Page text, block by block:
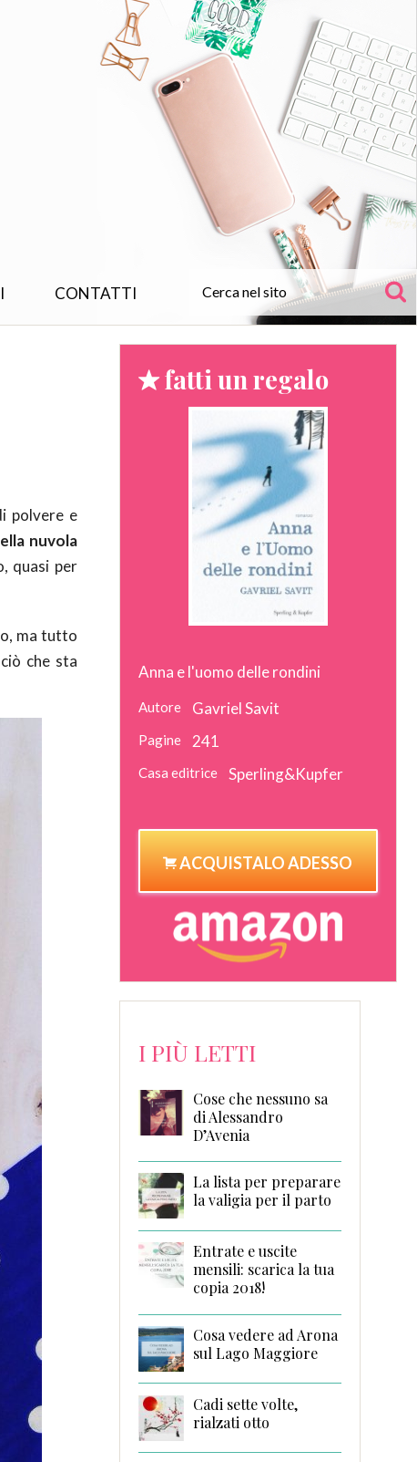
CONTATTI
polvere e
nuvola
quasi per
ma tutto
che sta
fatti un regalo
Anna e l'uomo delle rondini
Autore Gavriel Savit
Pagine 241
Casa editrice Sperling&Kupfer
ACQUISTALO ADESSO
I PIÙ LETTI
Cose che nessuno sa
di Alessandro
D’Avenia
La lista per preparare
la valigia per il parto
Entrate e uscite
mensili: scarica la tua
copia 2018!
Cosa vedere ad Arona
sul Lago Maggiore
Cadi sette volte,
rialzati otto